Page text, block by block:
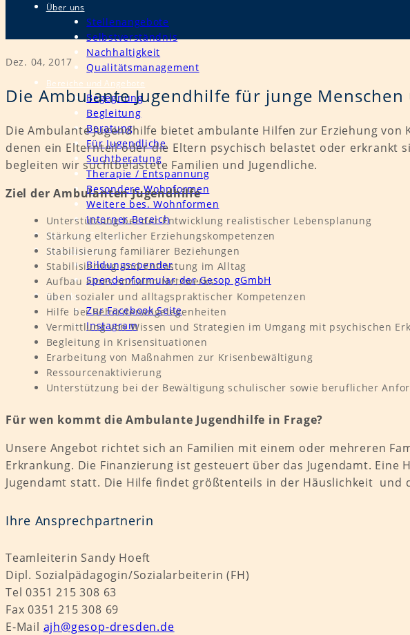
Über uns
Stellenangebote
Selbstverständnis
Nachhaltigkeit
Qualitätsmanagement
Bereiche und Angebote
Begegnung
Begleitung
Beratung
Für Jugendliche
Suchtberatung
Therapie / Entspannung
Besondere Wohnformen
Weitere bes. Wohnformen
Interner Bereich
News und Termine
Unterstützen
Bildungsspender
Spendenformular der Gesop gGmbH
Kontakt
Zur Facebook Seite
Instagram
Dez. 04, 2017
Die Ambulante Jugendhilfe für junge
Die Ambulante Jugendhilfe bietet ambulante Hilfen zur Erziehung
denen ein Elternteil oder die Eltern psychisch belastet oder erkrankt
begleiten wir suchtbelastete Familien und Jugendliche.
Ziel der Ambulanten Jugendhilfe
Unterstützung bei der Entwicklung realistischer Lebensplanung
Stärkung elterlicher Erziehungskompetenzen
Stabilisierung familiärer Beziehungen
Stabilisierung und Entlastung im Alltag
Aufbau eines sozialen Netzwerks
üben sozialer und alltagspraktischer Kompetenzen
Hilfe bei Behördenangelegenheiten
Vermittlung von Wissen und Strategien im Umgang mit psychischen
Begleitung in Krisensituationen
Erarbeitung von Maßnahmen zur Krisenbewältigung
Ressourcenaktivierung
Unterstützung bei der Bewältigung schulischer sowie beruflicher
Für wen kommt die Ambulante Jugendhilfe in Frage?
Unsere Angebot richtet sich an Familien mit einem oder mehreren
Erkrankung. Die Finanzierung ist gesteuert über das Jugendamt.
Jugendamt statt. Die Hilfe findet größtenteils in der Häuslichkeit und
Ihre Ansprechpartnerin
Teamleiterin Sandy Hoeft
Dipl. Sozialpädagogin/Sozialarbeiterin (FH)
Tel 0351 215 308 63
Fax 0351 215 308 69
E-Mail ajh@gesop-dresden.de